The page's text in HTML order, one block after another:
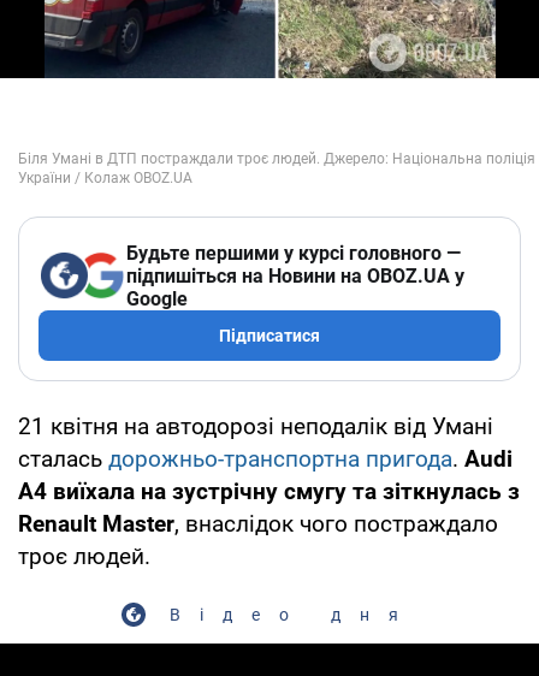
Будьте першими у курсі головного —
підпишіться на Новини на OBOZ.UA у
Google
Підписатися
21 квітня на автодорозі неподалік від Умані
сталась дорожньо-транспортна пригода. Audi
A4 виїхала на зустрічну смугу та зіткнулась з
Renault Master, внаслідок чого постраждало
троє людей.
Відео дня